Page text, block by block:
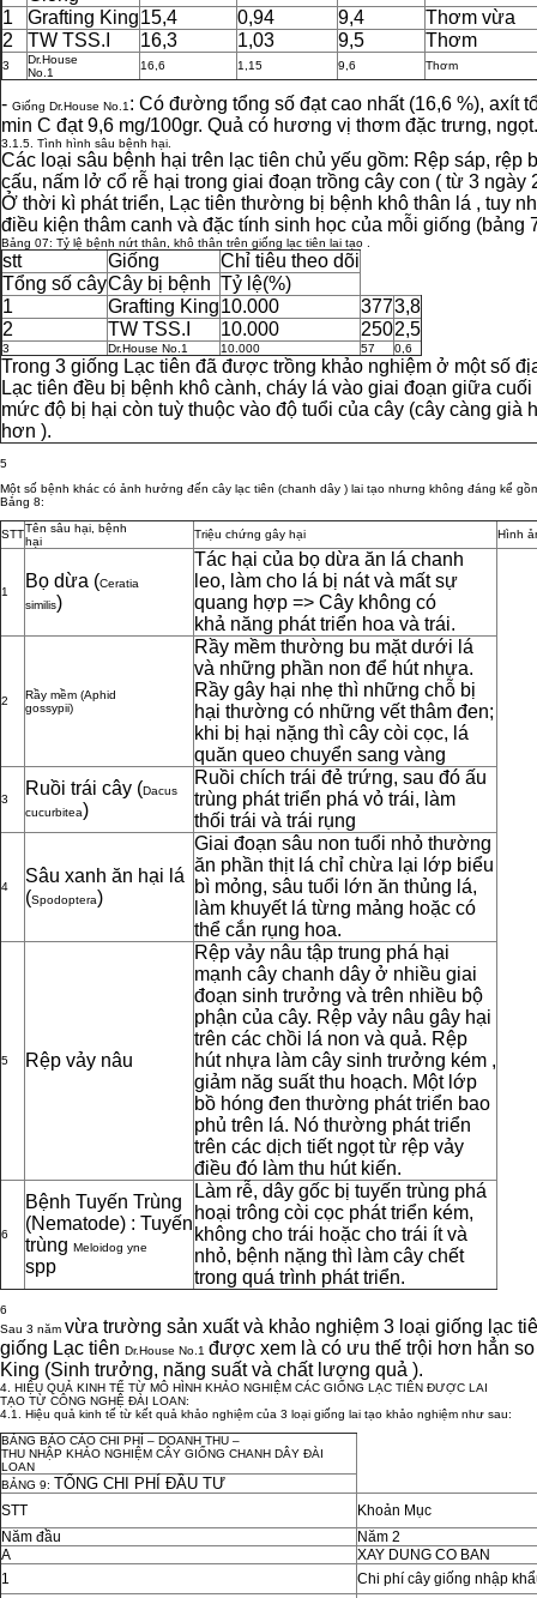
1
Grafting King15,4 0,94 9,4
Thơm vừa
2
TW TSS.I 16,3 1,03 9,5 Thơm
3
Dr.House
No.1
16,6 1,15 9,6 Thơm
- Giống Dr.House No.1 : Có đường tổng số đạt cao nhất (16,6 %), axít
min C đạt 9,6 mg/100gr. Quả có hương vị thơm đặc trưng, ngọt.
3.1.5. Tình hình sâu bệnh hại.
Các loại sâu bệnh hại trên lạc tiên chủ yếu gồm: Rệp sáp, rệp
cấu, nấm lở cổ rễ hại trong giai đoạn trồng cây con ( từ 3 ngày
Ở thời kì phát triển, Lạc tiên thường bị bệnh khô thân lá , tuy
điều kiện thâm canh và đặc tính sinh học của mỗi giống (bảng
Bảng 07: Tỷ lệ bệnh nứt thân, khô thân trên giống lạc tiên lai tạo .
stt Giống
Chỉ tiêu theo dõi
Tổng số câyCây bị bệnh Tỷ lệ(%)
1
Grafting King10.000 3773,8
2
TW TSS.I 10.000 2502,5
3 Dr.House No.1 10.000 57 0,6
Trong 3 giống Lạc tiên đã được trồng khảo nghiệm ở một số
Lạc tiên đều bị bệnh khô cành, cháy lá vào giai đoạn giữa
mức độ bị hại còn tuỳ thuộc vào độ tuổi của cây (cây càng già
hơn ).
5
Một số bệnh khác có ảnh hưởng đến cây lạc tiên (chanh dây ) lai tạo nhưng không đáng kể
Bảng 8:
STTTên sâu hại, bệnh
hại
Triệu chứng gây hại Hình
1
Bọ dừa (Ceratia
similis)
Tác hại của bọ dừa ăn lá chanh
leo, làm cho lá bị nát và mất sự
quang hợp => Cây không có
khả năng phát triển hoa và trái.
2
Rầy mềm (Aphid
gossypii)
Rầy mềm thường bu mặt dưới lá
và những phần non để hút nhựa.
Rầy gây hại nhẹ thì những chỗ bị
hại thường có những vết thâm đen;
khi bị hại nặng thì cây còi cọc, lá
quăn queo chuyển sang vàng
3
Ruồi trái cây (Dacus
cucurbitea)
Ruồi chích trái đẻ trứng, sau đó ấu
trùng phát triển phá vỏ trái, làm
thối trái và trái rụng
4
Sâu xanh ăn hại lá
(Spodoptera)
Giai đoạn sâu non tuổi nhỏ thường
ăn phần thịt lá chỉ chừa lại lớp biểu
bì mỏng, sâu tuổi lớn ăn thủng lá,
làm khuyết lá từng mảng hoặc có
thể cắn rụng hoa.
5 Rệp vảy nâu
Rệp vảy nâu tập trung phá hại
mạnh cây chanh dây ở nhiều giai
đoạn sinh trưởng và trên nhiều bộ
phận của cây. Rệp vảy nâu gây hại
trên các chồi lá non và quả. Rệp
hút nhựa làm cây sinh trưởng kém ,
giảm năg suất thu hoạch. Một lớp
bồ hóng đen thường phát triển bao
phủ trên lá. Nó thường phát triển
trên các dịch tiết ngọt từ rệp vảy
điều đó làm thu hút kiến.
6
Bệnh Tuyến Trùng
(Nematode) : Tuyến
trùng Meloidog yne
spp
Làm rễ, dây gốc bị tuyến trùng phá
hoại trông còi cọc phát triển kém,
không cho trái hoặc cho trái ít và
nhỏ, bệnh nặng thì làm cây chết
trong quá trình phát triển.
6
Sau 3 năm vừa trường sản xuất và khảo nghiệm 3 loại giống lạc
giống Lạc tiên Dr.House No.1 được xem là có ưu thế trội hơn hẳn
King (Sinh trưởng, năng suất và chất lượng quả ).
4. HIỆU QUẢ KINH TẾ TỪ MÔ HÌNH KHẢO NGHIỆM CÁC GIỐNG LẠC TIÊN ĐƯỢC LAI
TẠO TỪ CÔNG NGHỆ ĐÀI LOAN:
4.1. Hiệu quả kinh tế từ kết quả khảo nghiệm của 3 loại giống lai tạo khảo nghiệm như sau:
BẢNG BÁO CÁO CHI PHÍ – DOANH THU –
THU NHẬP KHẢO NGHIỆM CÂY GIỐNG CHANH DÂY ĐÀI
LOAN
BẢNG 9: TỔNG CHI PHÍ ĐẦU TƯ
STT
Khoản Mục
Năm đầu
Năm 2
A
XAY DUNG CO BAN
1
Chi phí cây giống nhập